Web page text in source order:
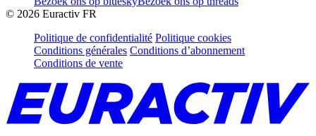
© 2026 Euractiv FR
Politique de confidentialité Politique cookies
Conditions générales Conditions d’abonnement
Conditions de vente